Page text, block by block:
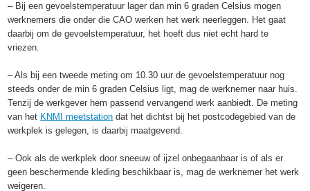
– Bij een gevoelstemperatuur lager dan min 6 graden Celsius mogen
werknemers die onder die CAO werken het werk neerleggen. Het gaat
daarbij om de gevoelstemperatuur, het hoeft dus niet echt hard te
vriezen.
– Als bij een tweede meting om 10.30 uur de gevoelstemperatuur nog
steeds onder de min 6 graden Celsius ligt, mag de werknemer naar huis.
Tenzij de werkgever hem passend vervangend werk aanbiedt. De meting
van het KNMI meetstation dat het dichtst bij het postcodegebied van de
werkplek is gelegen, is daarbij maatgevend.
– Ook als de werkplek door sneeuw of ijzel onbegaanbaar is of als er
geen beschermende kleding beschikbaar is, mag de werknemer het werk
weigeren.